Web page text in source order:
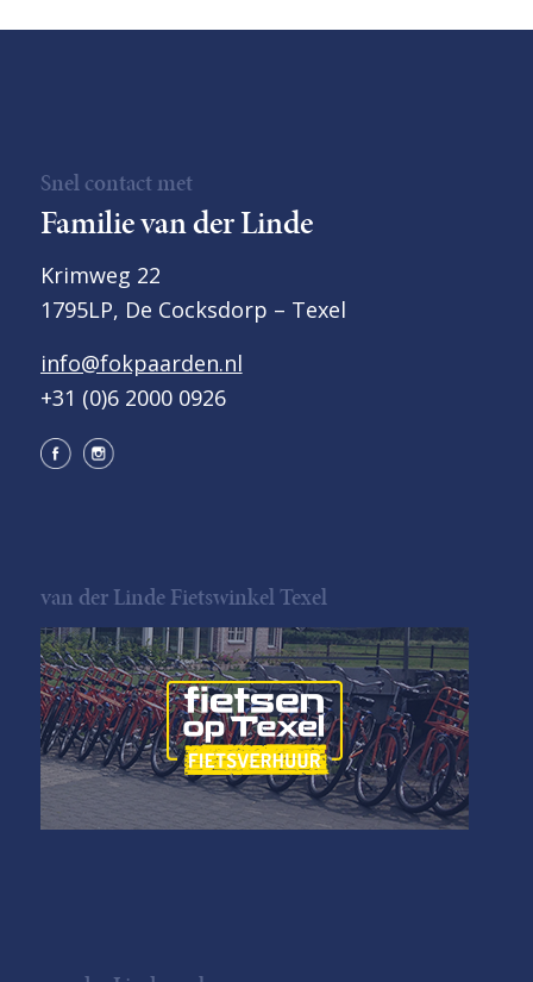
Snel contact met
Familie van der Linde
Krimweg 22
1795LP, De Cocksdorp – Texel
info@fokpaarden.nl
+31 (0)6 2000 0926
van der Linde Fietswinkel Texel